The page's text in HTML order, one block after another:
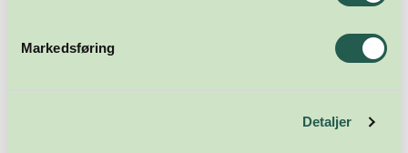
Markedsføring
Detaljer